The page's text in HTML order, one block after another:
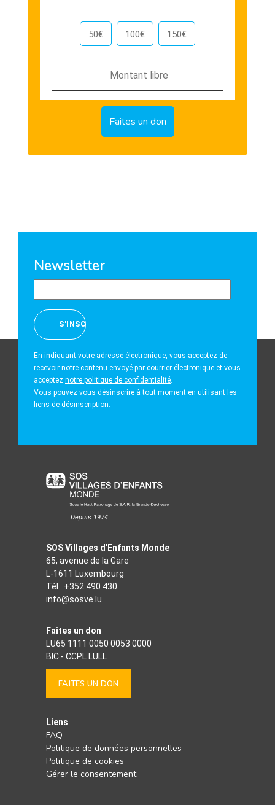
50€ 100€ 150€
Newsletter
En indiquant votre adresse électronique, vous acceptez de
recevoir notre contenu envoyé par courrier électronique et vous
acceptez notre politique de confidentialité.
Vous pouvez vous désinscrire à tout moment en utilisant les
liens de désinscription.
Depuis 1974
SOS Villages d'Enfants Monde
65, avenue de la Gare
L-1611 Luxembourg
Tél : +352 490 430
info@sosve.lu
Faites un don
LU65 1111 0050 0053 0000
BIC - CCPL LULL
FAITES UN DON
Liens
FAQ
Politique de données personnelles
Politique de cookies
Gérer le consentement